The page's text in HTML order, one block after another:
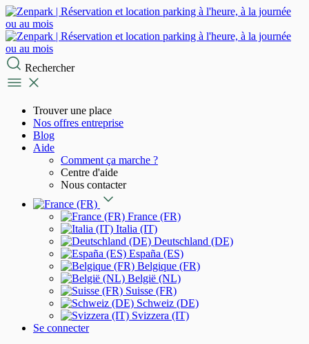
Rechercher
Trouver une place
Nos offres entreprise
Blog
Aide
Comment ça marche ?
Centre d'aide
Nous contacter
France (FR)
Italia (IT)
Deutschland (DE)
España (ES)
Belgique (FR)
België (NL)
Suisse (FR)
Schweiz (DE)
Svizzera (IT)
Se connecter